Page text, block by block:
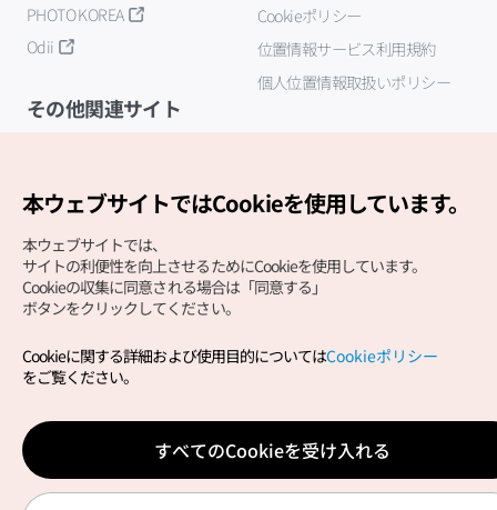
PHOTO KOREA
Odii
Cookieポリシー
位置情報サービス利用規約
個人位置情報取扱いポリシー
その他関連サイト
Copyright (c) Korea Tourism Organization All Rights
サイトエラー報告公式メール
japanese@knto.or.kr
本ウェブサイトではCookieを使用しています。
本ウェブサイトでは、
サイトの利便性を向上させるためにCookieを使用しています。
Cookieの収集に同意される場合は「同意する」
ボタンをクリックしてください。
Cookieに関する詳細および使用目的についてはCookieポリシー
をご覧ください。
すべてのCookieを受け入れる